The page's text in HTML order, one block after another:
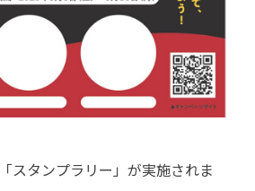
スタンプラリー」が実施されま